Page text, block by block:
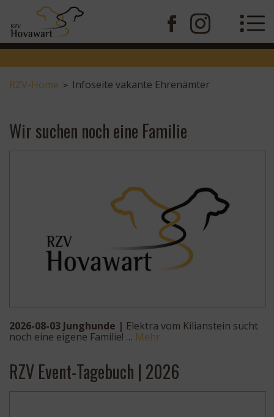
RZV-Home > Infoseite vakante Ehrenämter
Wir suchen noch eine Familie
2026-08-03 Junghunde | Elektra vom Kilianstein sucht
noch eine eigene Familie! … Mehr
RZV Event-Tagebuch | 2026